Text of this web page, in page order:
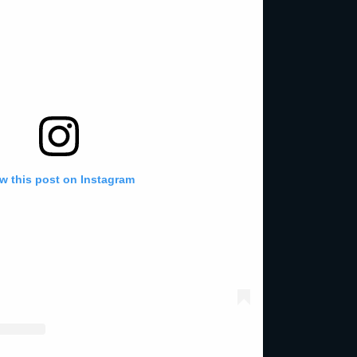
this post on Instagram